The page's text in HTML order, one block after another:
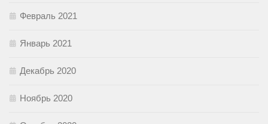
Февраль 2021
Январь 2021
Декабрь 2020
Ноябрь 2020